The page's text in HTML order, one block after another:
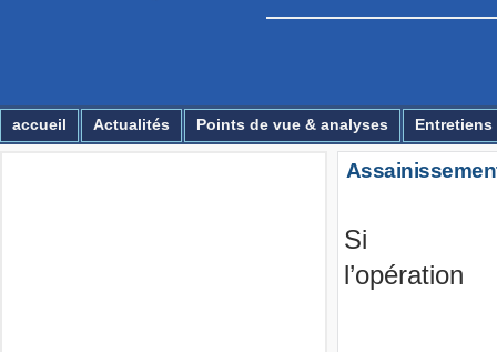
accueil Actualités Points de vue & analyses Entretiens
Si
l’opération